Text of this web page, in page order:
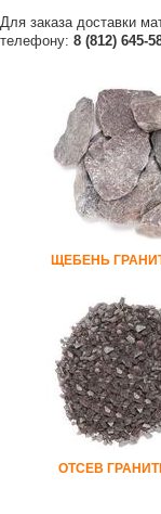
Для заказа доставки
телефону: 8 (812) 645-
ЩЕБЕНЬ
ОТСЕВ